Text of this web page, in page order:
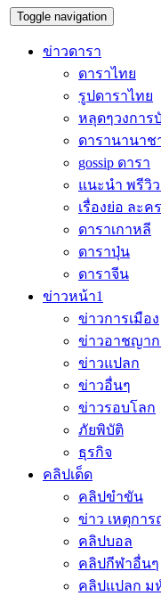
Toggle navigation
ข่าวดารา
ดาราไทย
รูปดาราไทย
หลุดๆวงการ
ดารานานาช
gossip ดารา
แนะนำ พรีวิ
เรื่องย่อ ละค
ดาราเกาหลี
ดาราปุ่น
ดาราจีน
ข่าวหน้า1
ข่าวการเมือง
ข่าวอาชญาก
ข่าวแปลก
ข่าวอื่นๆ
ข่าวรอบโลก
ภัยพิบัติ
ธุรกิจ
คลิปเด็ด
คลิปขำขัน
ข่าว เหตุการ
คลิปบอล
คลิปกีฬาอื่นๆ
คลิปแปลก ม